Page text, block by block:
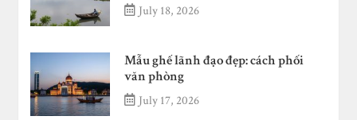
July 18, 2026
Mẫu ghế lãnh đạo đẹp: cách phối
văn phòng
July 17, 2026